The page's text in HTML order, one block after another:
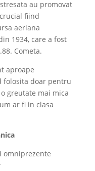
au promovat
fiind
aeriana
1934, care a fost
Cometa.
aproape
folosita doar pentru
greutate mai mica
ar fi in clasa
omniprezente